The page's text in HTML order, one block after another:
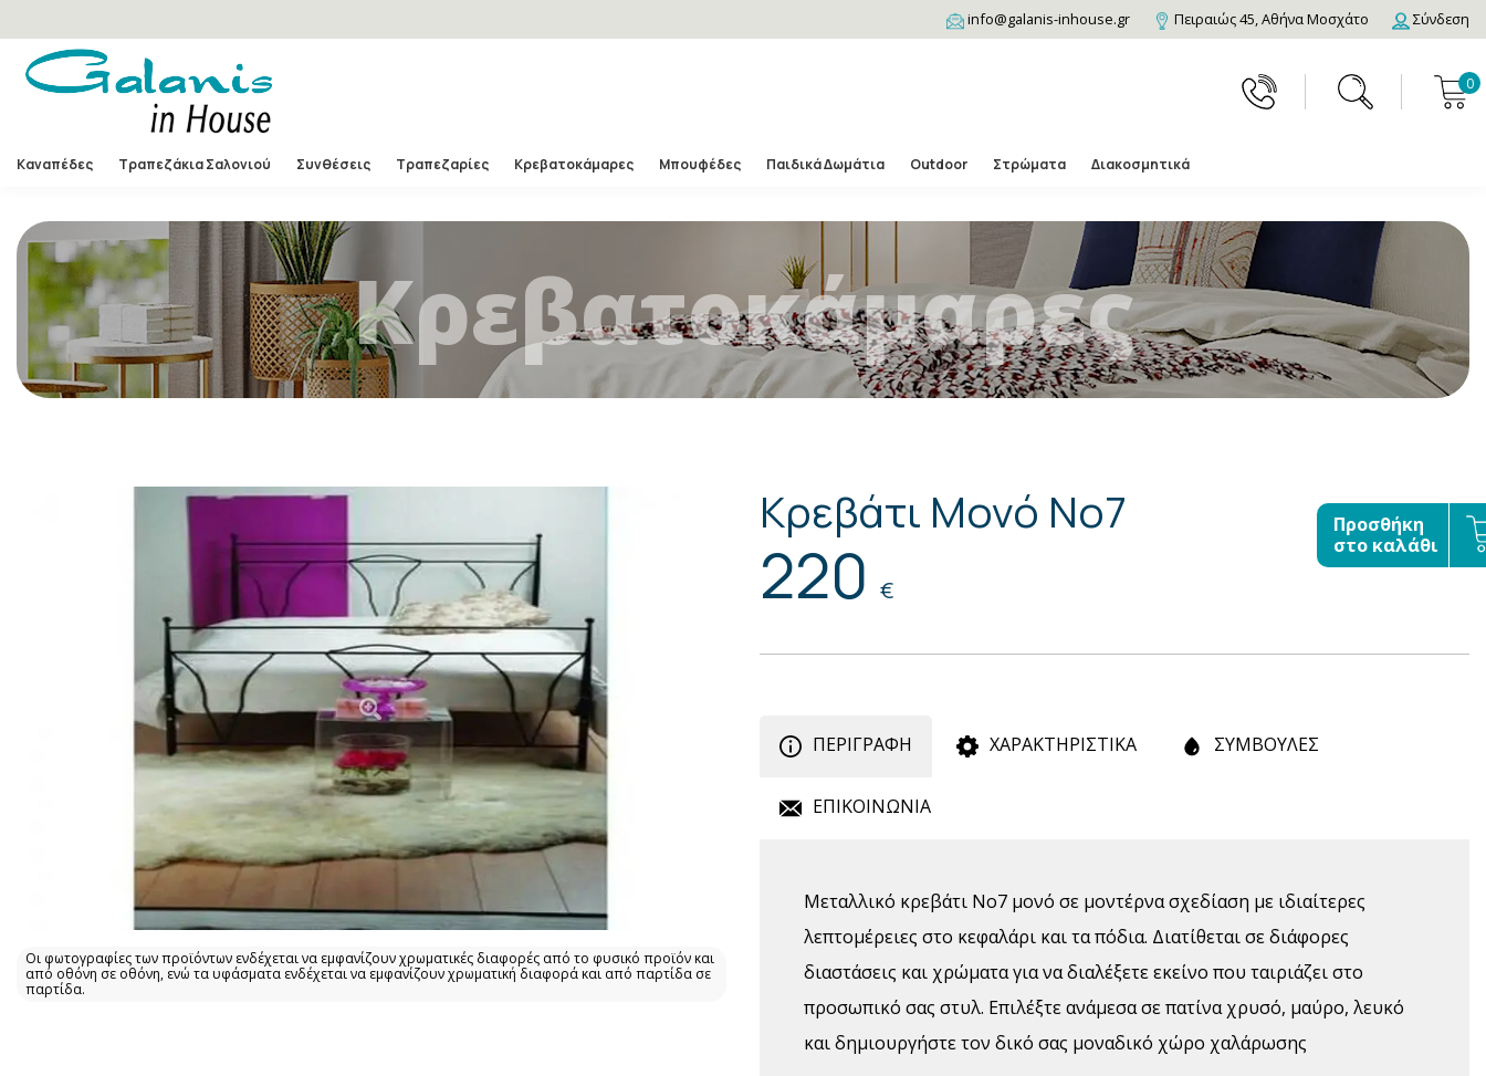
info@galanis-inhouse.gr Πειραιώς 45, Αθήνα Μοσχάτο Σύνδεση
0
Καναπέδες Τραπεζάκια Σαλονιού Συνθέσεις Τραπεζαρίες Κρεβατοκάμαρες Μπουφέδες Παιδικά Δωμάτια Outdoor Στρώματα Διακοσμητικά
Κρεβατοκάμαρες
Οι φωτογραφίες των προϊόντων ενδέχεται να εμφανίζουν χρωματικές διαφορές από το φυσικό προϊόν και
από οθόνη σε οθόνη, ενώ τα υφάσματα ενδέχεται να εμφανίζουν χρωματική διαφορά και από παρτίδα σε
παρτίδα.
Κρεβάτι Μονό No7
220 €
Προσθήκη
στο καλάθι
ΠΕΡΙΓΡΑΦΗ ΧΑΡΑΚΤΗΡΙΣΤΙΚΑ ΣΥΜΒΟΥΛΕΣ
ΕΠΙΚΟΙΝΩΝΙΑ
Μεταλλικό κρεβάτι Νο7 μονό σε μοντέρνα σχεδίαση με ιδιαίτερες
λεπτομέρειες στο κεφαλάρι και τα πόδια. Διατίθεται σε διάφορες
διαστάσεις και χρώματα για να διαλέξετε εκείνο που ταιριάζει στο
προσωπικό σας στυλ. Επιλέξτε ανάμεσα σε πατίνα χρυσό, μαύρο, λευκό
και δημιουργήστε τον δικό σας μοναδικό χώρο χαλάρωσης